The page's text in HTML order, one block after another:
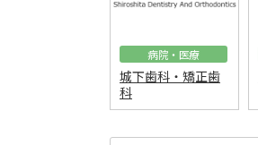
病院・医療
城下歯科・矯正歯
科